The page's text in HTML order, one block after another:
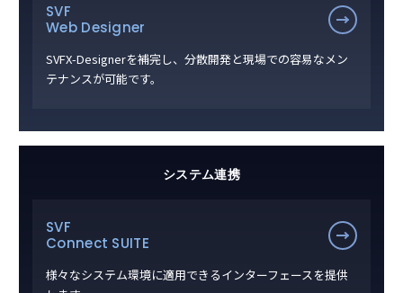
SVF
Web Designer
SVFX-Designerを補完し、分散開発と現場での容易なメン
テナンスが可能です。
システム連携
SVF
Connect SUITE
様々なシステム環境に適用できるインターフェースを提供